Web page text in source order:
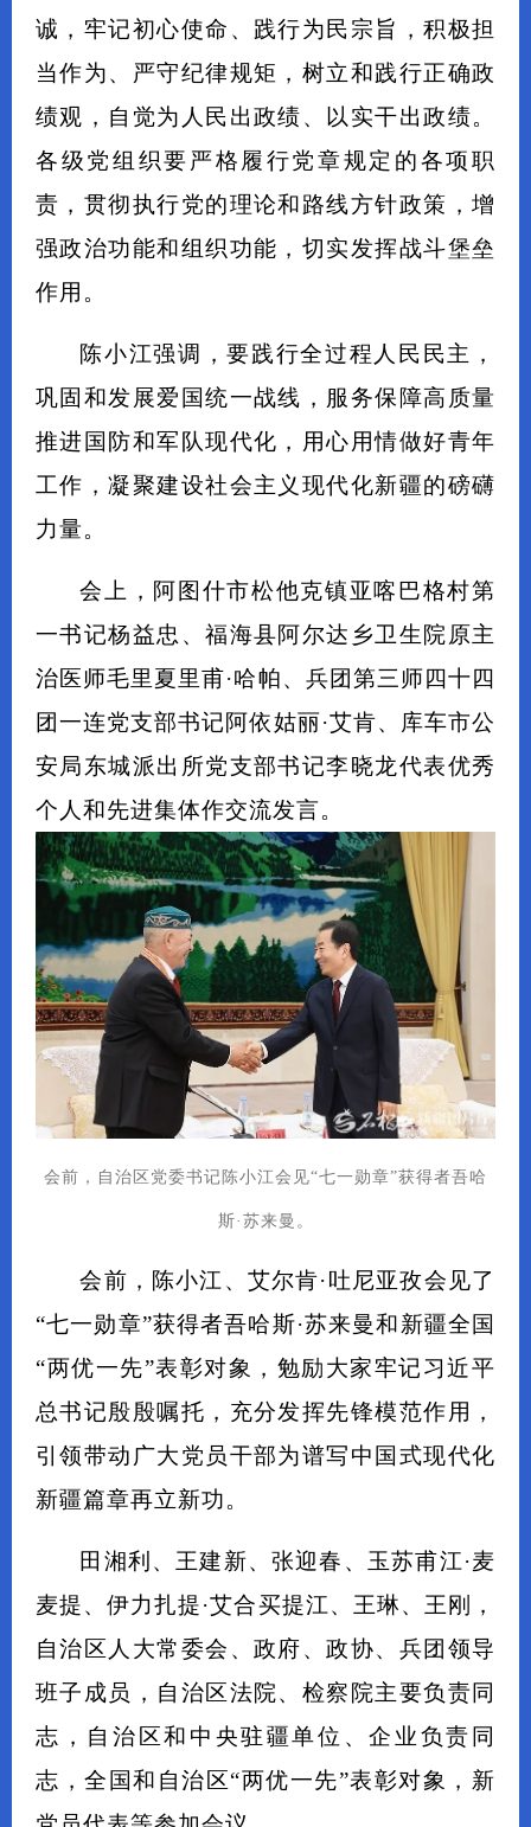
诚，牢记初心使命、践行为民宗旨，积极担
当作为、严守纪律规矩，树立和践行正确政
绩观，自觉为人民出政绩、以实干出政绩。
各级党组织要严格履行党章规定的各项职
责，贯彻执行党的理论和路线方针政策，增
强政治功能和组织功能，切实发挥战斗堡垒
作用。
陈小江强调，要践行全过程人民民主，
巩固和发展爱国统一战线，服务保障高质量
推进国防和军队现代化，用心用情做好青年
工作，凝聚建设社会主义现代化新疆的磅礴
力量。
会上，阿图什市松他克镇亚喀巴格村第
一书记杨益忠、福海县阿尔达乡卫生院原主
治医师毛里夏里甫·哈帕、兵团第三师四十四
团一连党支部书记阿依姑丽·艾肯、库车市公
安局东城派出所党支部书记李晓龙代表优秀
个人和先进集体作交流发言。
会前，自治区党委书记陈小江会见“七一勋章”获得者吾哈
斯·苏来曼。
会前，陈小江、艾尔肯·吐尼亚孜会见了
“七一勋章”获得者吾哈斯·苏来曼和新疆全国
“两优一先”表彰对象，勉励大家牢记习近平
总书记殷殷嘱托，充分发挥先锋模范作用，
引领带动广大党员干部为谱写中国式现代化
新疆篇章再立新功。
田湘利、王建新、张迎春、玉苏甫江·麦
麦提、伊力扎提·艾合买提江、王琳、王刚，
自治区人大常委会、政府、政协、兵团领导
班子成员，自治区法院、检察院主要负责同
志，自治区和中央驻疆单位、企业负责同
志，全国和自治区“两优一先”表彰对象，新